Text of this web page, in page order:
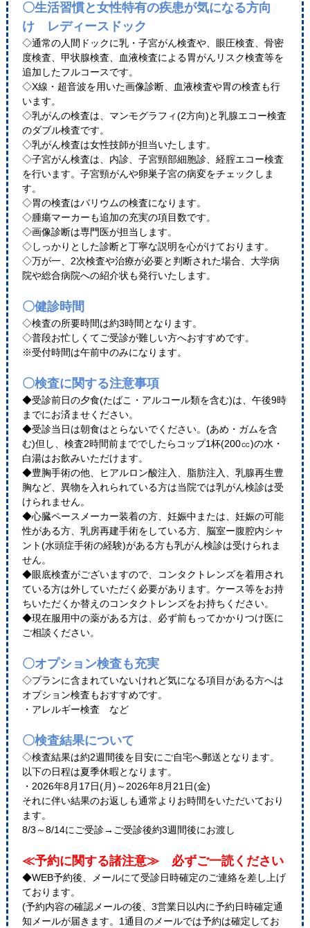
〇生活習慣と女性特有の疾患が気になる方向
け レディースドック
◇通常の人間ドックに乳・子宮がん検査や、眼圧検査、骨密
度検査、甲状腺検査、血液検査による胃がんリスク検査等を
追加したフルコースです。
◇X線・超音波を用いた画像診断、血液検査や胃の検査も行
います。
◇乳がんの検査は、マンモグラフィ(2方向)と乳腺エコー検査
のダブル検査です。
◇乳がん検査は女性技師が担当いたします。
◇子宮がん検査は、内診、子宮頸部細胞診、経腟エコー検査
を行います。子宮頸がんや卵巣子宮の病変をチェックしま
す。
◇胃の検査はバリウムの検査になります。
◇腫瘍マーカーも追加の充実の項目数です。
◇画像診断は専門医が担当します。
◇しっかりとした診断と丁寧な説明を心がけております。
◇万が一、2次検査や治療が必要と判断された場合、大学病
院や総合病院への紹介状も発行いたします。
〇健診時間
◇検査の所要時間は約3時間となります。
◇普段お忙しくてご受診が難しい方へおすすめです。
※受付時間は午前中のみになります。
〇検査に関する注意事項
◆受診前日の夕食(たばこ・アルコール類を含む)は、午後9時
までにお済ませください。
◆受診当日は朝食はとらないでください。(あめ・ガムを含
む)但し、検査2時間前まででしたらコップ1杯(200㏄)の水・
白湯はお飲みいただけます。
◆豊胸手術の他、ヒアルロン酸注入、脂肪注入、乳腺再生豊
胸など、異物を入れられている方は当院では乳がん検診は受
けられません。
◆心臓ペースメーカー装着の方、妊娠中または、妊娠の可能
性がある方、乳房再建手術をしている方、脳室ー腹腔内シャ
ント(水頭症手術の経験)がある方も乳がん検診は受けられま
せん。
◆眼底検査がございますので、コンタクトレンズを着用され
ている方は外していただく必要があります。ケース等をお持
ちいただくか替えのコンタクトレンズをお持ちください。
◆現在服用中の薬がある方は、必ず前もってかかりつけ医に
ご相談ください。
〇オプション検査も充実
◇プランに含まれていないけれど気になる項目がある方へは
オプション検査もおすすめです。
・アレルギー検査 など
〇検査結果について
◇検査結果は約2週間後を目安にご自宅へ郵送となります。
以下の日程は夏季休暇となります。
・2026年8月17日(月)～2026年8月21日(金)
それに伴い結果のお返しも通常よりお時間をいただいており
ます。
8/3～8/14にご受診→ご受診後約3週間後にお渡し
≪予約に関する諸注意≫ 必ずご一読ください
◆WEB予約後、メールにて受診日時確定のご連絡を差し上げ
ております。
(予約内容の確認メールの後、3営業日以内に予約日時確定通
知メールが届きます。1通目のメールでは予約は確定してお